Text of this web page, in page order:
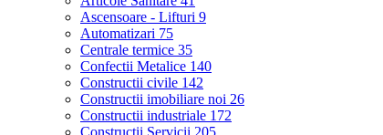
Ascensoare - Lifturi 9
Automatizari 75
Centrale termice 35
Confectii Metalice 140
Constructii civile 142
Constructii imobiliare noi 26
Constructii industriale 172
Constructii Servicii 205